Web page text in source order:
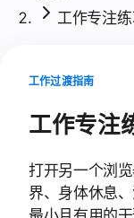
工作专注练
工作过渡指南
工作专注
打开另一个浏
界、身体休息